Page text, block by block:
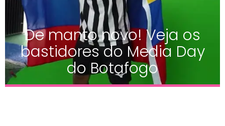
De manto novo! Veja os
bastidores do Media Day
do Botafogo